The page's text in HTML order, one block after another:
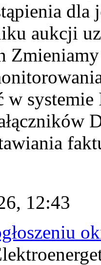
aukcji
w
12:43